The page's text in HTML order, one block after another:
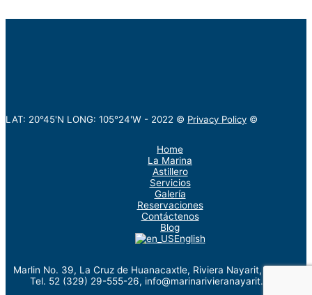
LAT: 20°45'N LONG: 105°24'W - 2022 © Privacy Policy ©
Home
La Marina
Astillero
Servicios
Galería
Reservaciones
Contáctenos
Blog
English
Marlin No. 39, La Cruz de Huanacaxtle, Riviera Nayarit, México.
Tel. 52 (329) 29-555-26, info@marinarivieranayarit.com